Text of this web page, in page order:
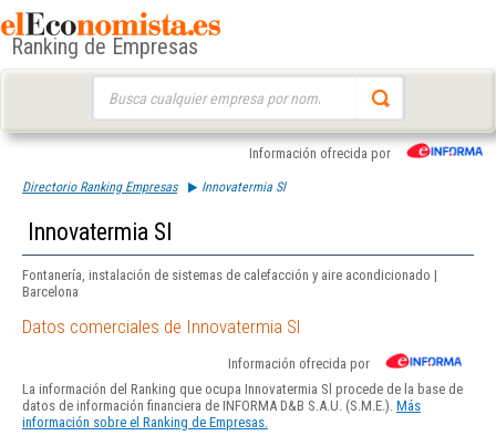
Ranking de Empresas
Información ofrecida por
Directorio Ranking Empresas Innovatermia Sl
Innovatermia Sl
Fontanería, instalación de sistemas de calefacción y aire acondicionado |
Barcelona
Datos comerciales de Innovatermia Sl
Información ofrecida por
La información del Ranking que ocupa Innovatermia Sl procede de la base de
datos de información financiera de INFORMA D&B S.A.U. (S.M.E.). Más
información sobre el Ranking de Empresas.